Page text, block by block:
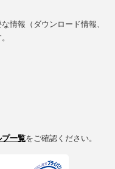
情報（ダウンロード情報、
プ一覧をご確認ください。